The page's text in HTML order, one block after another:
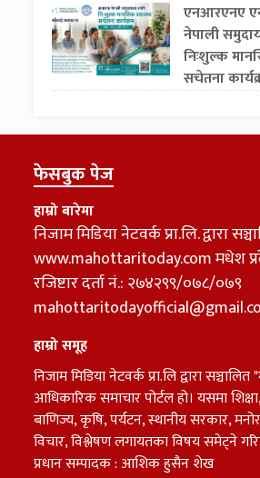
एनआरएनए
नेपाली
निःशुल्क
सचेतना
फेसबुक पेज
हाम्रो बारेमा
निजाम मिडिया नेटवर्क प्रा.लि. द्वारा
www.mahottaritoday.com मधेश
रजिष्टार दर्ता नं.: २७४२९९/०७८/०७९
हाम्रो समूह
निजाम मिडिया नेटवर्क प्रा.लि द्वारा
आधिकारिक समाचार पोर्टल हो। यसमा
बाणिज्य, कृषि, पर्यटन, स्थानीय सरकार,
विचार, विश्लेषण लगायतका विषय समेट्ने
प्रधान सम्पादक : आशिक हुसैन शेख